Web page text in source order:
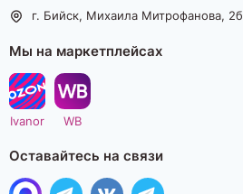
г. Бийск, Михаила Митрофанова, 2б
Мы на маркетплейсах
Ivanor WB
Оставайтесь на связи